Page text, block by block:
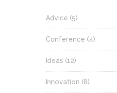
Advice (5)
Conference (4)
Ideas (12)
Innovation (8)